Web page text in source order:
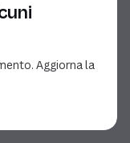
Aggiorna la